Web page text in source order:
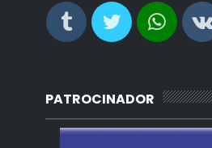
PATROCINADOR